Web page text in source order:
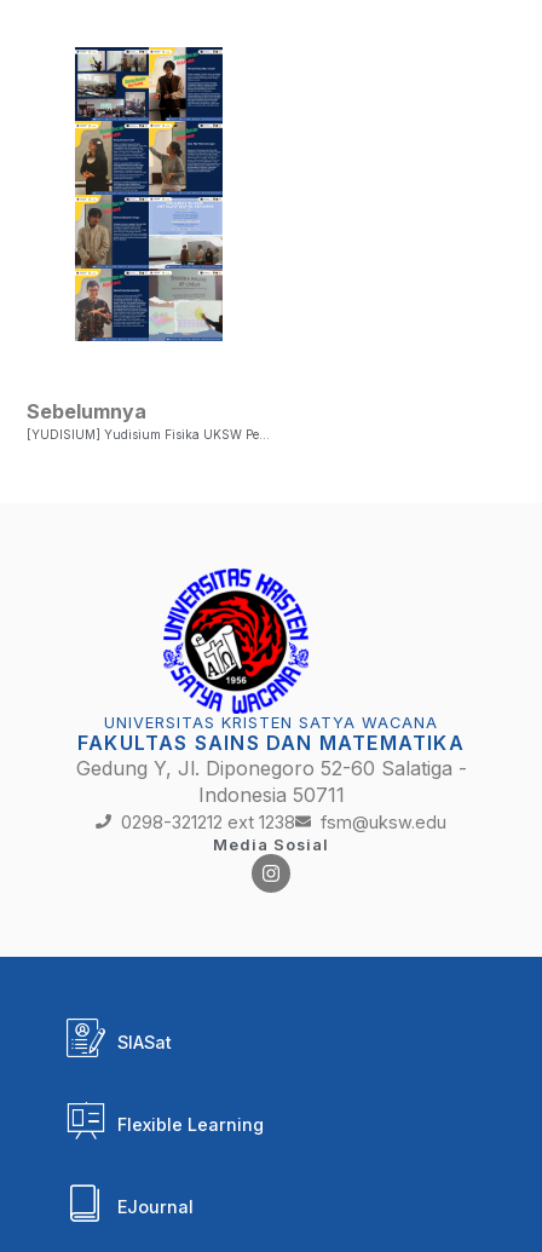
Sebelumnya
UNIVERSITAS KRISTEN SATYA WACANA
FAKULTAS SAINS DAN MATEMATIKA
Gedung Y, Jl. Diponegoro 52-60 Salatiga -
Indonesia 50711
0298-321212 ext 1238 fsm@uksw.edu
Media Sosial
SIASat
Flexible Learning
EJournal